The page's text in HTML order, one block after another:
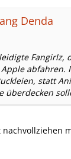
Denda
Fangirlz,
statt
überdecken